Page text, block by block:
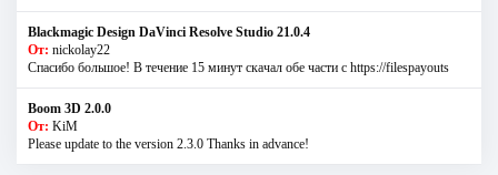
Blackmagic Design DaVinci Resolve Studio 21.0.4
От: nickolay22
Спасибо большое! В течение 15 минут скачал обе части с https://filespayouts
Boom 3D 2.0.0
От: KiM
Please update to the version 2.3.0 Thanks in advance!